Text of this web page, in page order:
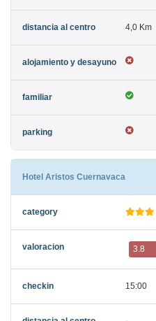
4,0 Km
Hotel Aristos Cuernavaca
3.8
15:00